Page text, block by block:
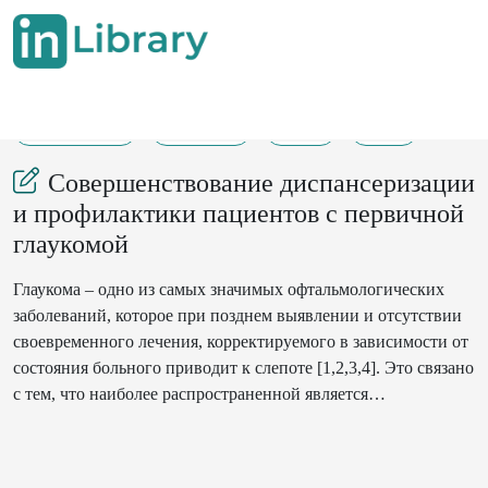
Совершенствование диспансеризации
и профилактики пациентов с первичной
глаукомой
Глаукома – одно из самых значимых офтальмологических
заболеваний, которое при позднем выявлении и отсутствии
своевременного лечения, корректируемого в зависимости от
состояния больного приводит к слепоте [1,2,3,4]. Это связано
с тем, что наиболее распространенной является